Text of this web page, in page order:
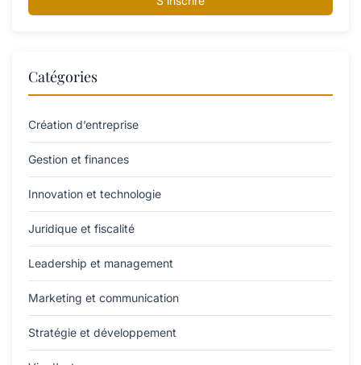
Catégories
Création d’entreprise
Gestion et finances
Innovation et technologie
Juridique et fiscalité
Leadership et management
Marketing et communication
Stratégie et développement